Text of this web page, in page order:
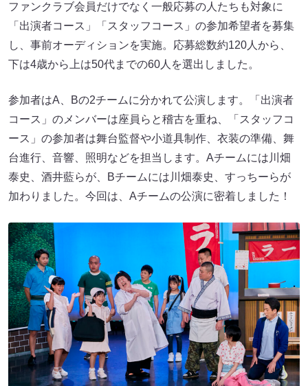
ファンクラブ会員だけでなく一般応募の人たちも対象に
「出演者コース」「スタッフコース」の参加希望者を募集
し、事前オーディションを実施。応募総数約120人から、
下は4歳から上は50代までの60人を選出しました。
参加者はA、Bの2チームに分かれて公演します。「出演者
コース」のメンバーは座員らと稽古を重ね、「スタッフコ
ース」の参加者は舞台監督や小道具制作、衣装の準備、舞
台進行、音響、照明などを担当します。Aチームには川畑
泰史、酒井藍らが、Bチームには川畑泰史、すっちーらが
加わりました。今回は、Aチームの公演に密着しました！